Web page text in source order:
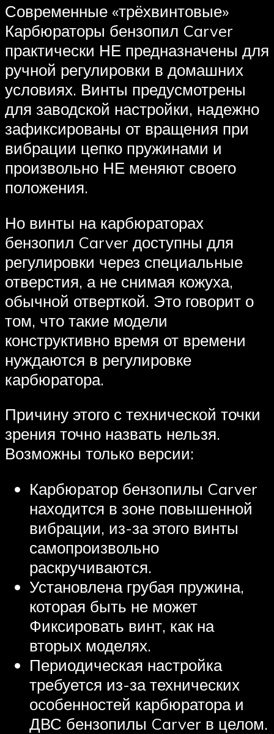
Современные «трёхвинтовые»
Карбюраторы бензопил Carver
практически НЕ предназначены для
ручной регулировки в домашних
условиях. Винты предусмотрены
для заводской настройки, надежно
зафиксированы от вращения при
вибрации цепко пружинами и
произвольно НЕ меняют своего
положения.
Но винты на карбюраторах
бензопил Carver доступны для
регулировки через специальные
отверстия, а не снимая кожуха,
обычной отверткой. Это говорит о
том, что такие модели
конструктивно время от времени
нуждаются в регулировке
карбюратора.
Причину этого с технической точки
зрения точно назвать нельзя.
Возможны только версии:
Карбюратор бензопилы Carver
находится в зоне повышенной
вибрации, из-за этого винты
самопроизвольно
раскручиваются.
Установлена ​​грубая пружина,
которая быть не может
Фиксировать винт, как на
вторых моделях.
Периодическая настройка
требуется из-за технических
особенностей карбюратора и
ДВС бензопилы Carver в целом.